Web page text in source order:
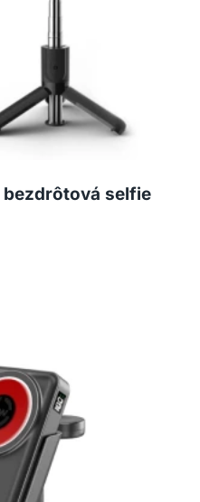
selfie